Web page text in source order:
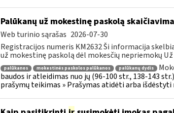
Palūkanų už mokestinę paskolą
Web turinio sąrašas 2026-07-30
Registracijos numeris KM2632 Ši informacija
už mokestinę paskolą dėl mokesčių nepriemokų
palūkanos mokestinės paskolos palūkanos palūkanų dydis
baudos ir atleidimas nuo jų (96-100 str., 138-143 str.)
prašymų teikimas » Prašymas atidėti arba